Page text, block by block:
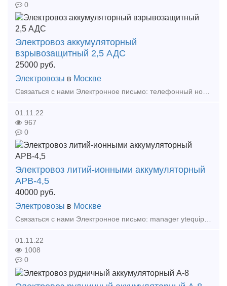
0
Электровоз аккумуляторный
взрывозащитный 2,5 АДС
25000 руб.
Электровозы в Москве
01.11.22
967
0
Электровоз литий-ионными аккумуляторный
АРВ-4,5
40000 руб.
Электровозы в Москве
01.11.22
1008
0